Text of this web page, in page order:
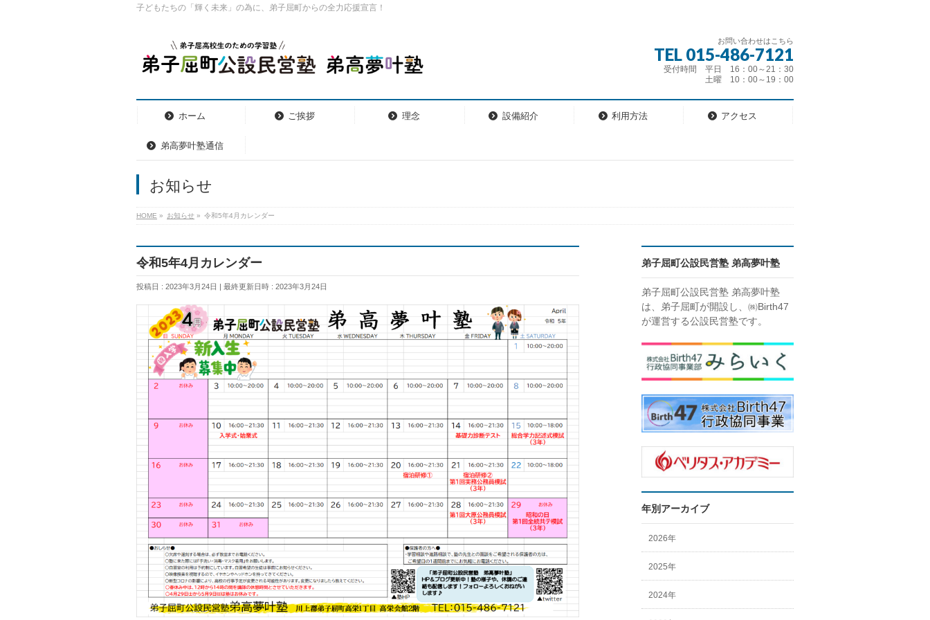
子どもたちの「輝く未来」の為に、弟子屈町からの全力応援宣言！
お問い合わせはこちら
TEL 015-486-7121
受付時間 平日 16：00～21：30
土曜 10：00～19：00
ホーム ご挨拶 理念 設備紹介 利用方法 アクセス
弟高夢叶塾通信
お知らせ
HOME » お知らせ » 令和5年4月カレンダー
令和5年4月カレンダー
投稿日 : 2023年3月24日 最終更新日時 : 2023年3月24日
弟子屈町公設民営塾 弟高夢叶塾
弟子屈町公設民営塾 弟高夢叶塾
は、弟子屈町が開設し、㈱Birth47
が運営する公設民営塾です。
年別アーカイブ
2026年
2025年
2024年